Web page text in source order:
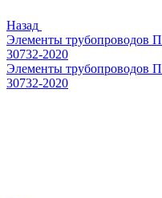
Назад
Элементы
30732-2020
Элементы
30732-2020